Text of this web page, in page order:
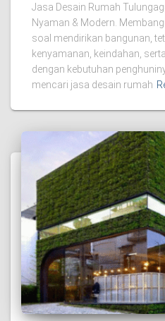
Jasa Desain Rumah
Nyaman & Modern.
soal mendirikan bangunan,
kenyamanan, keindahan,
dengan kebutuhan
mencari jasa desain rumah